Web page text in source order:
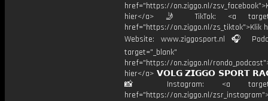
href="https://on.ziggo.nl/
hier</a> 🤳 TikTok: <a
href="https://on.ziggo.nl/zs_tiktok">Klik
Website: www.ziggosport.nl 🎧
target="_blank"
href="https://on.ziggo.nl/
hier</a> 𝗩𝗢𝗟𝗚 𝗭𝗜𝗚𝗚𝗢 𝗦𝗣𝗢𝗥𝗧
📸 Instagram: <a
href="https://on.ziggo.nl/